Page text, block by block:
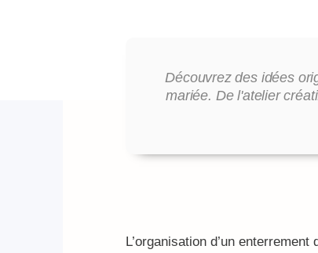
Découvrez des idées
mariée. De l'atelier
L’organisation d’un